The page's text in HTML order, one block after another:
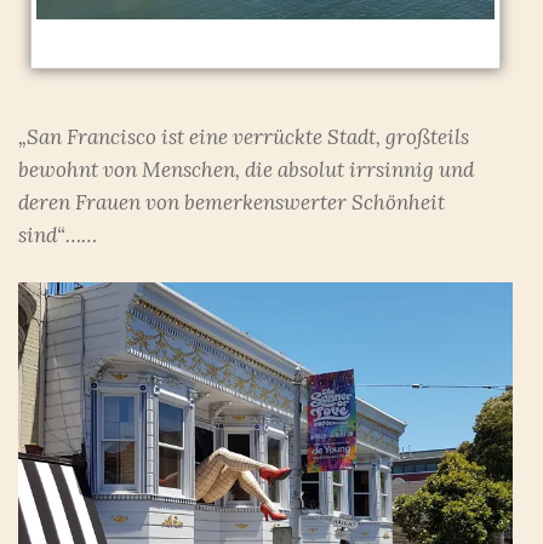
„San Francisco ist eine verrückte Stadt, großteils
bewohnt von Menschen, die absolut irrsinnig und
deren Frauen von bemerkenswerter Schönheit
sind“……